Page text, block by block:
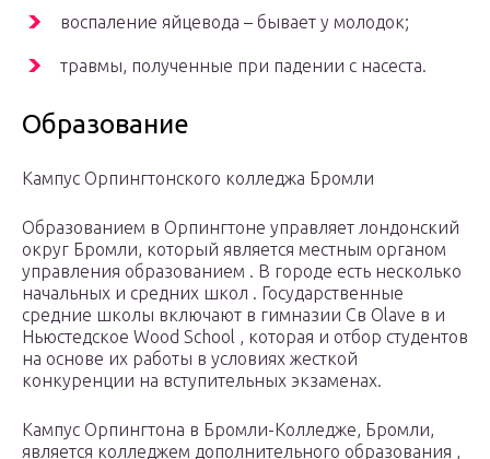
воспаление яйцевода – бывает у молодок;
травмы, полученные при падении с насеста.
Образование
Кампус Орпингтонского колледжа Бромли
Образованием в Орпингтоне управляет лондонский
округ Бромли, который является местным органом
управления образованием . В городе есть несколько
начальных и средних школ . Государственные
средние школы включают в гимназии Св Olave в и
Ньюстедское Wood School , которая и отбор студентов
на основе их работы в условиях жесткой
конкуренции на вступительных экзаменах.
Кампус Орпингтона в Бромли-Колледже, Бромли,
является колледжем дополнительного образования ,